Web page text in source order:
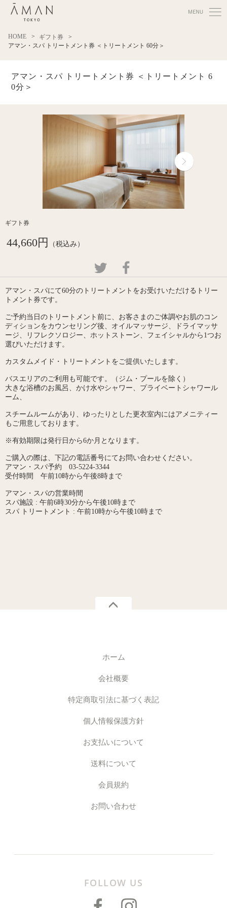
HOME
ギフト券
アマン・スパ トリートメント券 ＜トリートメント 60分＞
アマン・スパ トリートメント券 ＜トリートメント 6
0分＞
ギフト券
44,660円 （税込み）
アマン・スパにて60分のトリートメントをお受けいただけるトリー
トメント券です。
ご予約当日のトリートメント前に、お客さまのご体調やお肌のコン
ディションをカウンセリング後、オイルマッサージ、ドライマッサ
ージ、リフレクソロジー、ホットストーン、フェイシャルから1つお
選びいただけます。
カスタムメイド・トリートメントをご提供いたします。
バスエリアのご利用も可能です。（ジム・プールを除く）
大きな浴槽のお風呂、かけ水やシャワー、プライベートシャワール
ーム、
スチームルームがあり、ゆったりとした更衣室内にはアメニティー
もご用意しております。
※有効期限は発行日から6か月となります。
ご購入の際は、下記の電話番号にてお問い合わせください。
アマン・スパ予約 03-5224-3344
受付時間 午前10時から午後8時まで
アマン・スパの営業時間
スパ施設 : 午前6時30分から午後10時まで
スパ トリートメント : 午前10時から午後10時まで
ホーム
会社概要
特定商取引法に基づく表記
個人情報保護方針
お支払いについて
送料について
会員規約
お問い合わせ
FOLLOW US